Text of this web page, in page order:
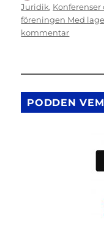
den
Juridik,
föreningen Med
kommentartill
PODDEN